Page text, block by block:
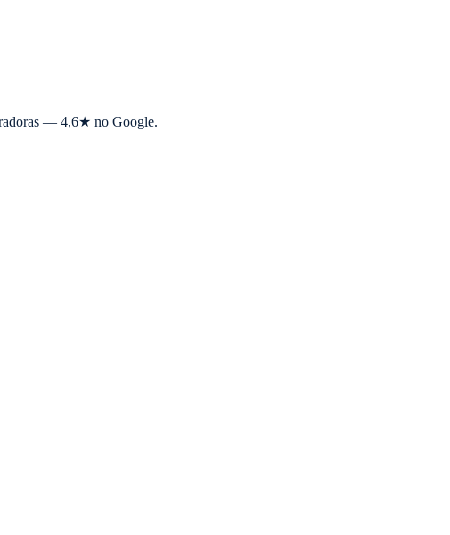
— 4,6★ no Google.